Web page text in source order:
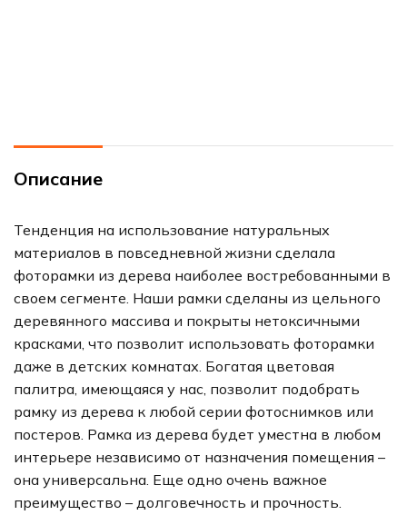
21х29.7 см (А4)
Описание
Тенденция на использование натуральных
материалов в повседневной жизни сделала
фоторамки из дерева наиболее востребованными в
своем сегменте. Наши рамки сделаны из цельного
деревянного массива и покрыты нетоксичными
красками, что позволит использовать фоторамки
даже в детских комнатах. Богатая цветовая
палитра, имеющаяся у нас, позволит подобрать
рамку из дерева к любой серии фотоснимков или
постеров. Рамка из дерева будет уместна в любом
интерьере независимо от назначения помещения –
она универсальна. Еще одно очень важное
преимущество – долговечность и прочность.